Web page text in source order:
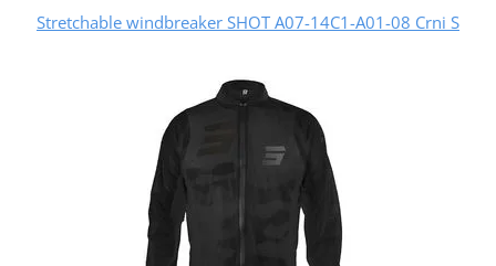
Stretchable windbreaker SHOT A07-14C1-A01-08 Crni S